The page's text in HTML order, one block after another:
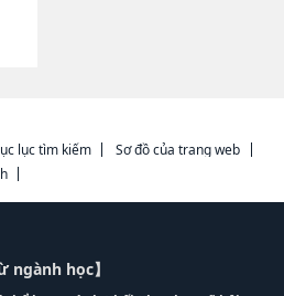
lục tìm kiếm
Sơ đồ của trang web
học】